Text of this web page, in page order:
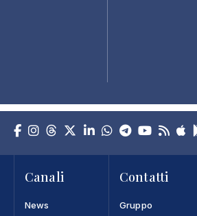
Canali
News
Contatti
Gruppo